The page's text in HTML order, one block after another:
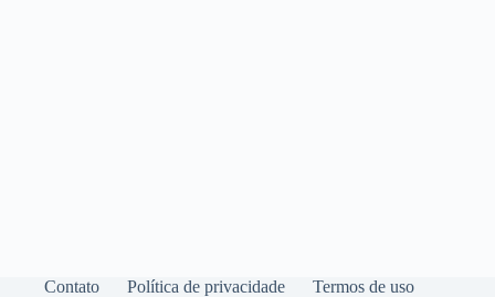
Contato Política de privacidade Termos de uso